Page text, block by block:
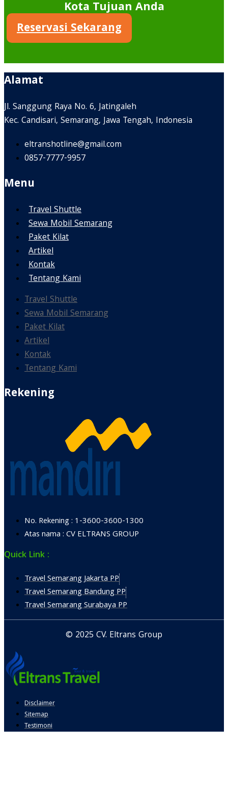
Kota Tujuan Anda
Reservasi Sekarang
Alamat
Jl. Sanggung Raya No. 6, Jatingaleh
Kec. Candisari, Semarang, Jawa Tengah, Indonesia
eltranshotline@gmail.com
0857-7777-9957
Menu
Travel Shuttle
Sewa Mobil Semarang
Paket Kilat
Artikel
Kontak
Tentang Kami
Travel Shuttle
Sewa Mobil Semarang
Paket Kilat
Artikel
Kontak
Tentang Kami
Rekening
No. Rekening : 1-3600-3600-1300
Atas nama : CV ELTRANS GROUP
Quick Link :
Travel Semarang Jakarta PP
Travel Semarang Bandung PP
Travel Semarang Surabaya PP
© 2025 CV. Eltrans Group
Disclaimer
Sitemap
Testimoni